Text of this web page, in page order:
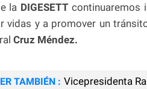
la DIGESETTcontinuaremos
vidas y a promover un
Cruz Méndez.
TAMBIÉN : Vicepresidenta